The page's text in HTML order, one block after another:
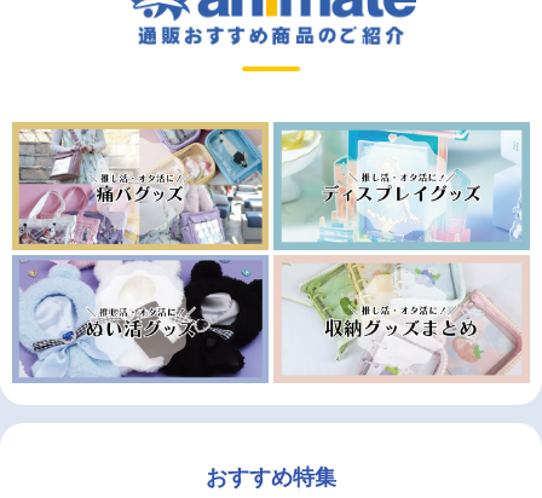
おすすめ特集